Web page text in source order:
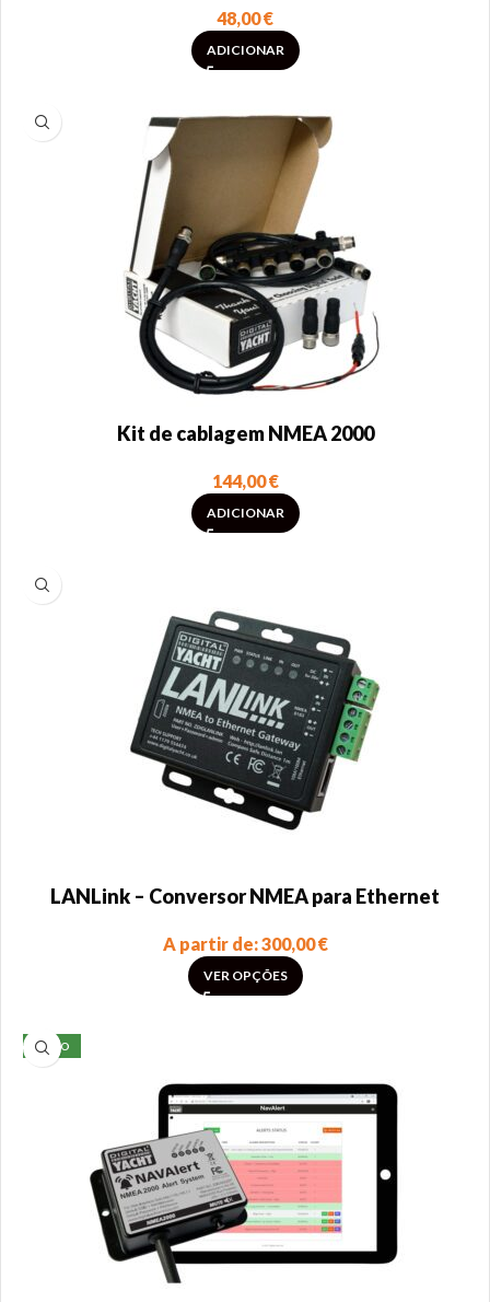
48,00€
ADICIONAR
Kit de cablagem NMEA 2000
144,00€
ADICIONAR
LANLink – Conversor NMEA para Ethernet
A partir de:300,00€
VER OPÇÕES
NOVO